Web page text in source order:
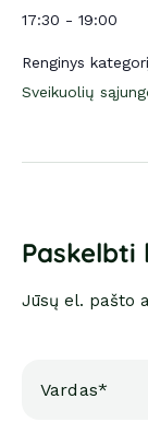
17:30 - 19:00
Renginys
Sveikuolių
Paskelbti
Jūsų el. pašto